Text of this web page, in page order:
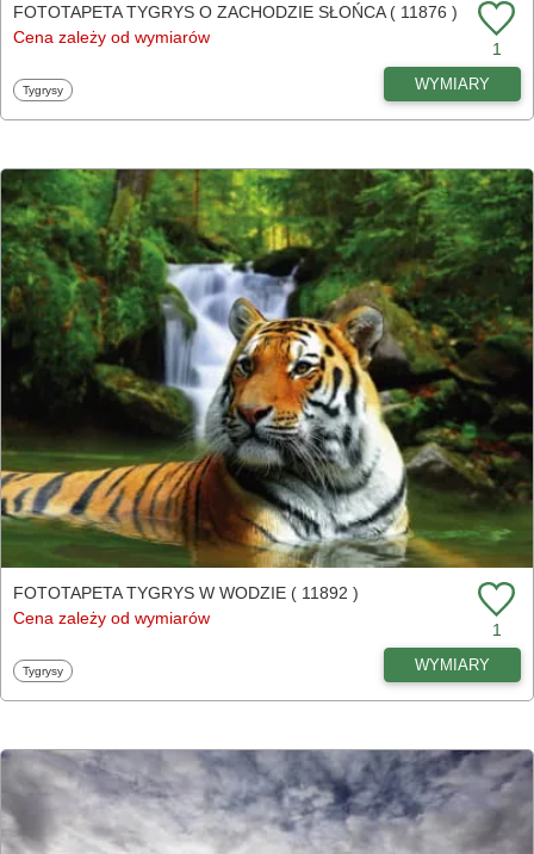
FOTOTAPETA TYGRYS O ZACHODZIE SŁOŃCA ( 11876 )
Cena zależy od wymiarów
1
Fototapety
Tygrysy WYMIARY
FOTOTAPETA TYGRYS W WODZIE ( 11892 )
Cena zależy od wymiarów
1
Fototapety
Tygrysy WYMIARY